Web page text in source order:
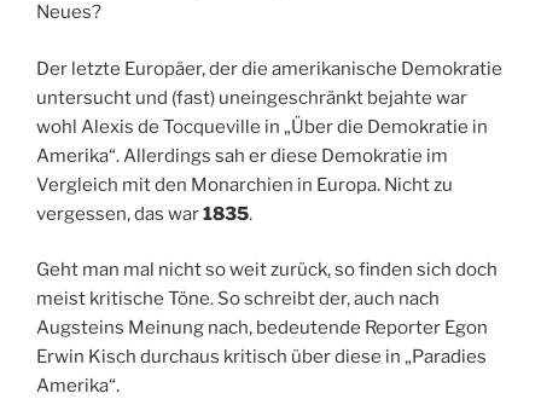
Neues?
Der letzte Europäer, der die amerikanische Demokratie
untersucht und (fast) uneingeschränkt bejahte war
wohl Alexis de Tocqueville in „Über die Demokratie in
Amerika“. Allerdings sah er diese Demokratie im
Vergleich mit den Monarchien in Europa. Nicht zu
vergessen, das war1835.
Geht man mal nicht so weit zurück, so finden sich doch
meist kritische Töne. So schreibt der, auch nach
Augsteins Meinung nach, bedeutende Reporter Egon
Erwin Kisch durchaus kritisch über diese in „Paradies
Amerika“.